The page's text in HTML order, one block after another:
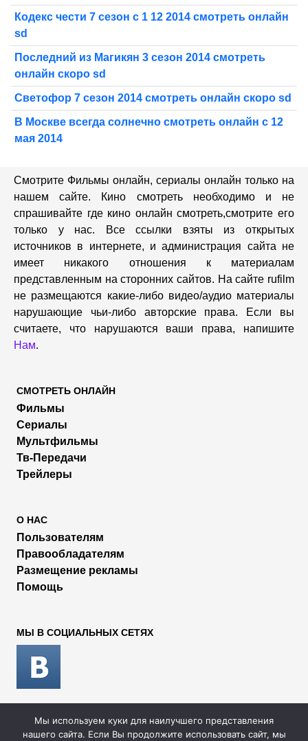
Кодекс чести 7 сезон с 1 12 2014 смотреть онлайн
sd
Последний из Магикян 3 сезон 2014 смотреть
онлайн скоро sd
Светофор 7 сезон 2014 смотреть онлайн скоро sd
В Москве всегда солнечно смотреть онлайн с 12
мая 2014
Смотрите Фильмы онлайн, сериалы онлайн только на
нашем сайте. Кино смотреть необходимо и не
спрашивайте где кино онлайн смотреть,cмотрите его
только у нас. Все ссылки взяты из открытых
источников в интернете, и администрация сайта не
имеет никакого отношения к материалам
представленным на сторонних сайтов. На сайте rufilm
не размещаются какие-либо видео/аудио материалы
нарушающие чьи-либо авторские права. Если вы
считаете, что нарушаются ваши права, напишите
Нам.
СМОТРЕТЬ ОНЛАЙН
Фильмы
Сериалы
Мультфильмы
Тв-Передачи
Трейлеры
О НАС
Пользователям
Правообладателям
Размещение рекламы
Помощь
МЫ В СОЦИАЛЬНЫХ СЕТЯХ
2026 © Rufilm - Сериалы и фильмы онлайн
Мы используем куки для наилучшего представления
нашего сайта. Если Вы продолжите использовать сайт, мы